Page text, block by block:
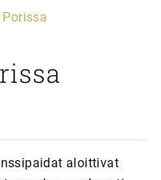
aloittivat